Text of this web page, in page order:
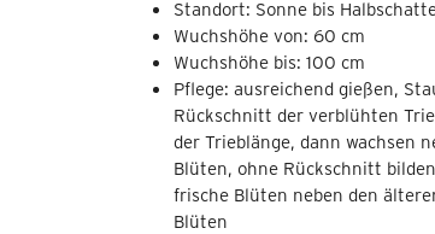
Standort: Sonne bis
Wuchshöhe von: 60 cm
Wuchshöhe bis: 100 cm
Pflege: ausreichend gießen,
Rückschnitt der verblühten
der Trieblänge, dann wachsen
Blüten, ohne Rückschnitt
frische Blüten neben den
Blüten